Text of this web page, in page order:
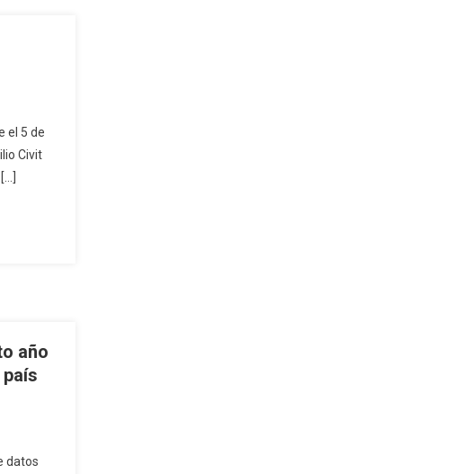
el 5 de
Civit
año
datos